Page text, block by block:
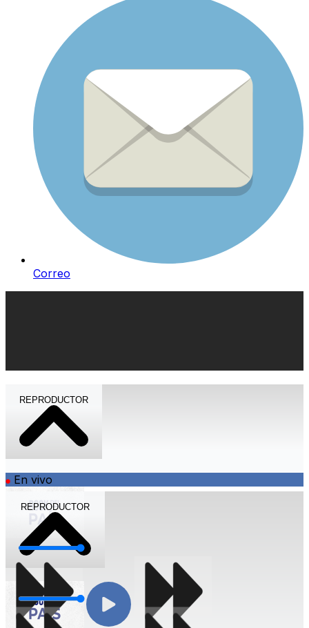
Correo
REPRODUCTOR
En vivo
Volumen
REPRODUCTOR
Volumen